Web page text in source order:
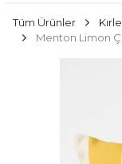
Tüm Ürünler
Menton Limon